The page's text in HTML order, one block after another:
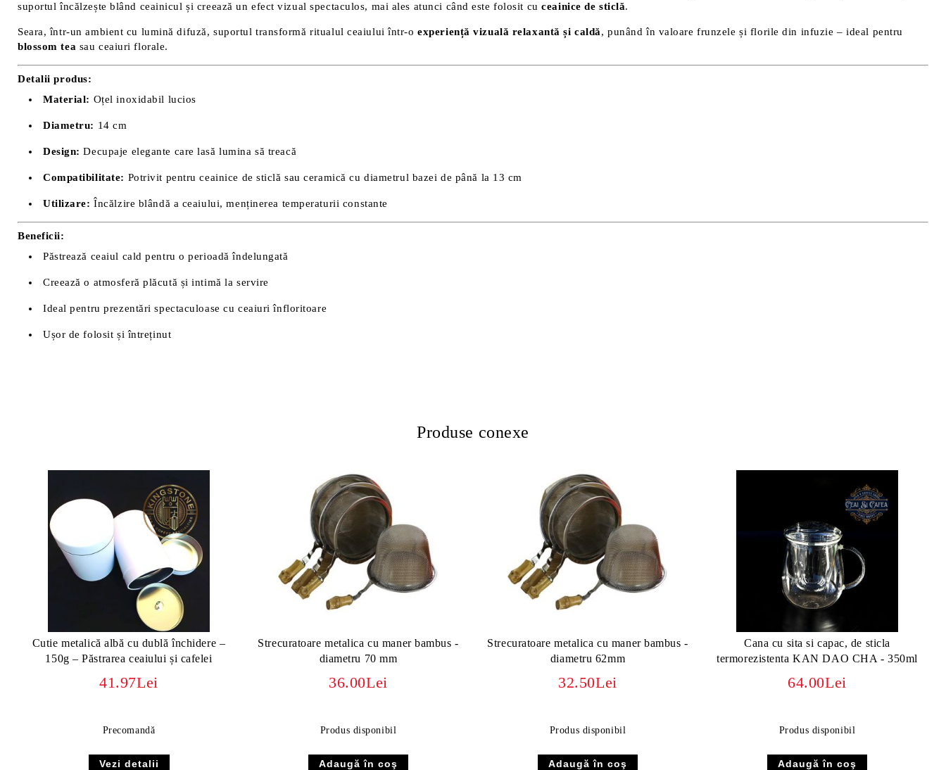
suportul încălzește blând ceainicul și creează un efect vizual spectaculos, mai ales atunci când este folosit cuceainice de sticlă.
Seara, într-un ambient cu lumină difuză, suportul transformă ritualul ceaiului într-oexperiență vizuală relaxantă și caldă, punând în valoare frunzele și florile din infuzie – ideal pentru
blossom tea sau ceaiuri florale.
Detalii produs:
Material: Oțel inoxidabil lucios
Diametru: 14 cm
Design: Decupaje elegante care lasă lumina să treacă
Compatibilitate: Potrivit pentru ceainice de sticlă sau ceramică cu diametrul bazei de până la 13 cm
Utilizare: Încălzire blândă a ceaiului, menținerea temperaturii constante
Beneficii:
Păstrează ceaiul cald pentru o perioadă îndelungată
Creează o atmosferă plăcută și intimă la servire
Ideal pentru prezentări spectaculoase cu ceaiuri înfloritoare
Ușor de folosit și întreținut
Produse conexe
Cutie metalică albă cu dublă închidere –
150g – Păstrarea ceaiului și cafelei
41.97Lei
Precomandă
Vezi detalii
Strecuratoare metalica cu maner bambus -
diametru 70 mm
36.00Lei
Produs disponibil
Strecuratoare metalica cu maner bambus -
diametru 62mm
32.50Lei
Produs disponibil
Cana cu sita si capac, de sticla
termorezistenta KAN DAO CHA - 350ml
64.00Lei
Produs disponibil